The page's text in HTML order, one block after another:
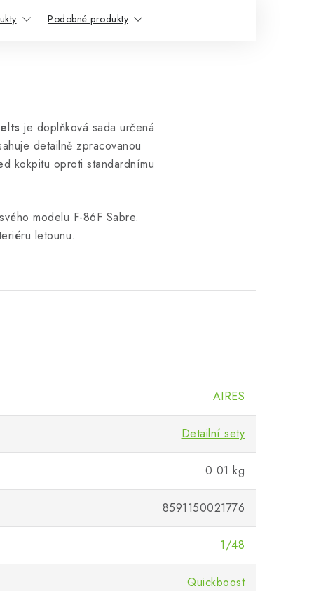
Podobné produkty
je doplňková sada určená
detailně zpracovanou
kokpitu oproti standardnímu
modelu F-86F Sabre.
letounu.
AIRES
Detailní sety
0.01 kg
8591150021776
1/48
Quickboost